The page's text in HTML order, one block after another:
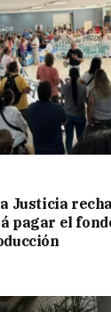
Justicia
pagar el